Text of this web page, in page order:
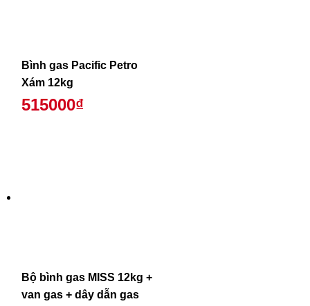
Bình gas Pacific Petro
Xám 12kg
515000₫
Bộ bình gas MISS 12kg +
van gas + dây dẫn gas